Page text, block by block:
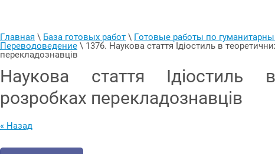
Главная \ База готовых работ \ Готовые работы по
Переводоведение \ 1376. Наукова стаття Ідіостиль в
перекладознавців
Наукова стаття Ідіостиль
розробках перекладознавців
« Назад